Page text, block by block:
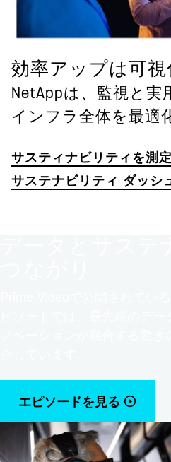
効率アップは可視
NetAppは、監視と実
インフラ全体を最適
サスティナビリティを測
サステナビリティ ダッシ
エピソードを見る